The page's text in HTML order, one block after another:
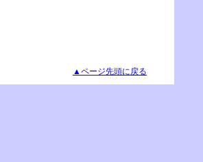
▲ページ先頭に戻る